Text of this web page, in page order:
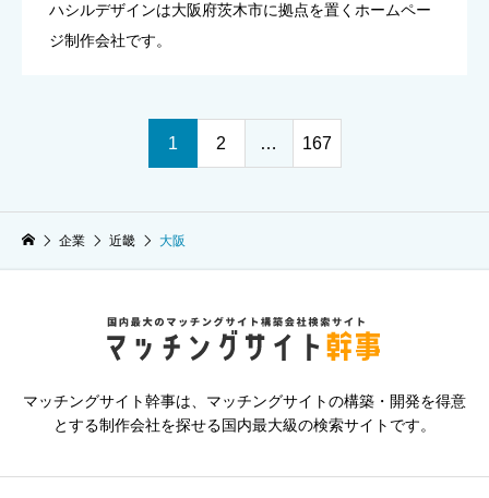
ハシルデザインは大阪府茨木市に拠点を置くホームペー
ジ制作会社です。
1 2 … 167
企業 近畿 大阪
マッチングサイト幹事は、マッチングサイトの構築・開発を得意
とする制作会社を探せる国内最大級の検索サイトです。